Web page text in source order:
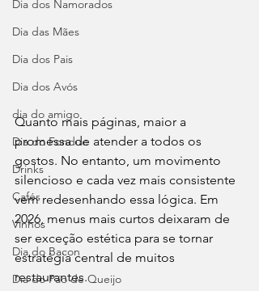
Dia dos Namorados
Dia das Mães
Dia dos Pais
Dia dos Avós
dia do amigo
Dia do Fondue
Drinks
Cafés
Vinhos
Dia do Bacon
Dia do Pão de Queijo
Quanto mais páginas, maior a
promessa de atender a todos os
gostos. No entanto, um movimento
silencioso e cada vez mais consistente
vem redesenhando essa lógica. Em
2026, menus mais curtos deixaram de
ser exceção estética para se tornar
estratégia central de muitos
restaurantes.